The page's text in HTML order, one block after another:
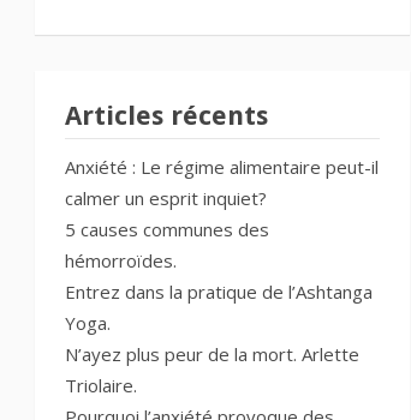
Articles récents
Anxiété : Le régime alimentaire peut-il
calmer un esprit inquiet?
5 causes communes des
hémorroïdes.
Entrez dans la pratique de l’Ashtanga
Yoga.
N’ayez plus peur de la mort. Arlette
Triolaire.